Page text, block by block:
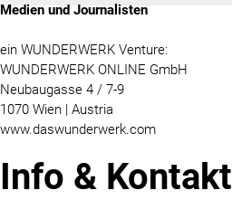
Medien und Journalisten
ein WUNDERWERK Venture:
WUNDERWERK ONLINE GmbH
Neubaugasse 4 / 7-9
1070 Wien | Austria
www.daswunderwerk.com
Info & Kontakt